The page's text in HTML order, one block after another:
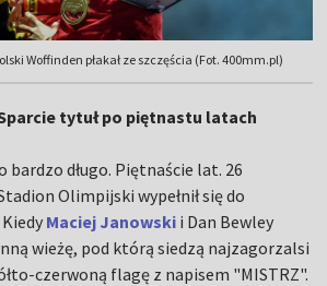
Woffinden płakał ze szczęścia (Fot. 400mm.pl)
tytuł po piętnastu latach
bardzo długo. Piętnaście lat. 26
Olimpijski wypełnił się do
Maciej Janowski i Dan Bewley
wieżę, pod którą siedzą najzagorzalsi
czerwoną flagę z napisem "MISTRZ".